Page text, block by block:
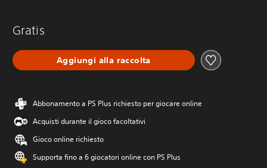
Gratis
Aggiungi alla raccolta
Abbonamento a PS Plus richiesto per giocare online
Acquisti durante il gioco facoltativi
Gioco online richiesto
Supporta fino a 6 giocatori online con PS Plus